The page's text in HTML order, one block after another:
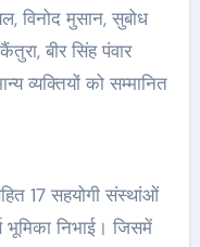
विनोद मुसान, सुबोध
बीर सिंह पंवार
व्यक्तियों को सम्मानित
17 सहयोगी संस्थांओं
निभाई। जिसमें